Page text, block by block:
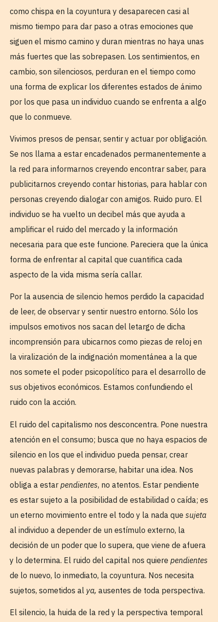
como chispa en la coyuntura y desaparecen casi al
mismo tiempo para dar paso a otras emociones que
siguen el mismo camino y duran mientras no haya unas
más fuertes que las sobrepasen. Los sentimientos, en
cambio, son silenciosos, perduran en el tiempo como
una forma de explicar los diferentes estados de ánimo
por los que pasa un individuo cuando se enfrenta a algo
que lo conmueve.
Vivimos presos de pensar, sentir y actuar por obligación.
Se nos llama a estar encadenados permanentemente a
la red para informarnos creyendo encontrar saber, para
publicitarnos creyendo contar historias, para hablar con
personas creyendo dialogar con amigos. Ruido puro. El
individuo se ha vuelto un decibel más que ayuda a
amplificar el ruido del mercado y la información
necesaria para que este funcione. Pareciera que la única
forma de enfrentar al capital que cuantifica cada
aspecto de la vida misma sería callar.
Por la ausencia de silencio hemos perdido la capacidad
de leer, de observar y sentir nuestro entorno. Sólo los
impulsos emotivos nos sacan del letargo de dicha
incomprensión para ubicarnos como piezas de reloj en
la viralización de la indignación momentánea a la que
nos somete el poder psicopolítico para el desarrollo de
sus objetivos económicos. Estamos confundiendo el
ruido con la acción.
El ruido del capitalismo nos desconcentra. Pone nuestra
atención en el consumo; busca que no haya espacios de
silencio en los que el individuo pueda pensar, crear
nuevas palabras y demorarse, habitar una idea. Nos
obliga a estar pendientes, no atentos. Estar pendiente
es estar sujeto a la posibilidad de estabilidad o caída; es
un eterno movimiento entre el todo y la nada que sujeta
al individuo a depender de un estímulo externo, la
decisión de un poder que lo supera, que viene de afuera
y lo determina. El ruido del capital nos quiere pendientes
de lo nuevo, lo inmediato, la coyuntura. Nos necesita
sujetos, sometidos al ya, ausentes de toda perspectiva.
El silencio, la huida de la red y la perspectiva temporal